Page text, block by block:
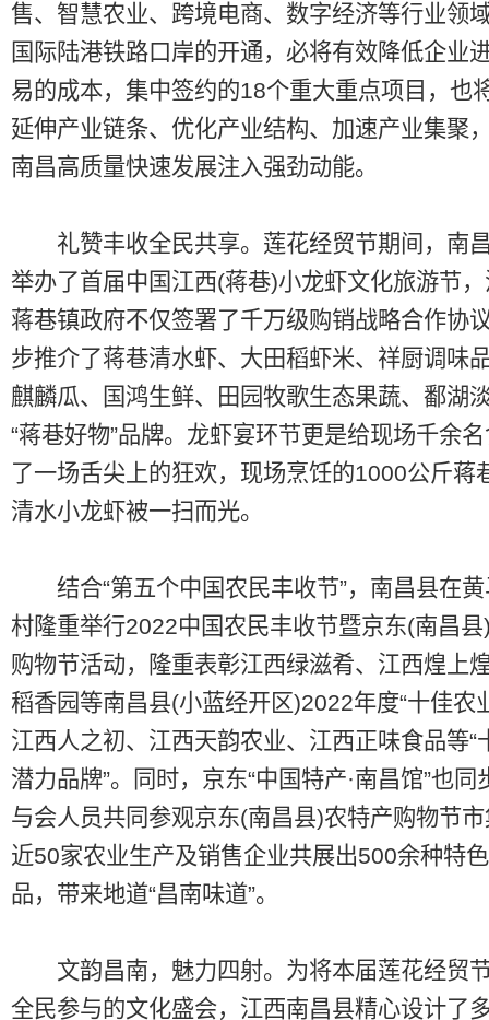
售、智慧农业、跨境电商、数字经济等行业领
国际陆港铁路口岸的开通，必将有效降低企业
易的成本，集中签约的18个重大重点项目，也
延伸产业链条、优化产业结构、加速产业集聚
南昌高质量快速发展注入强劲动能。
礼赞丰收全民共享。莲花经贸节期间，南
举办了首届中国江西(蒋巷)小龙虾文化旅游节
蒋巷镇政府不仅签署了千万级购销战略合作协
步推介了蒋巷清水虾、大田稻虾米、祥厨调味
麒麟瓜、国鸿生鲜、田园牧歌生态果蔬、鄱湖
“蒋巷好物”品牌。龙虾宴环节更是给现场千余
了一场舌尖上的狂欢，现场烹饪的1000公斤蒋
清水小龙虾被一扫而光。
结合“第五个中国农民丰收节”，南昌县在黄
村隆重举行2022中国农民丰收节暨京东(南昌
购物节活动，隆重表彰江西绿滋肴、江西煌上
稻香园等南昌县(小蓝经开区)2022年度“十佳农
江西人之初、江西天韵农业、江西正味食品等“
潜力品牌”。同时，京东“中国特产·南昌馆”也同
与会人员共同参观京东(南昌县)农特产购物节
近50家农业生产及销售企业共展出500余种特
品，带来地道“昌南味道”。
文韵昌南，魅力四射。为将本届莲花经贸
全民参与的文化盛会，江西南昌县精心设计了